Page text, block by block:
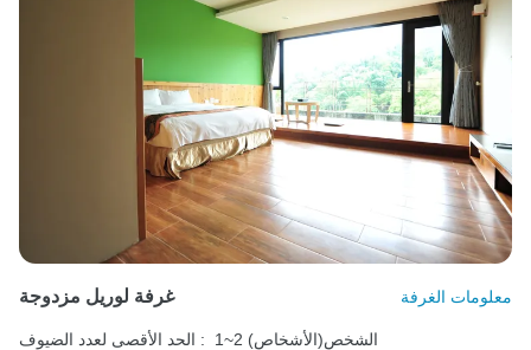
غرفة لوريل مزدوجة معلومات الغرفة
الحد الأقصى لعدد الضيوف :
1~2 الشخص(الأشخاص)